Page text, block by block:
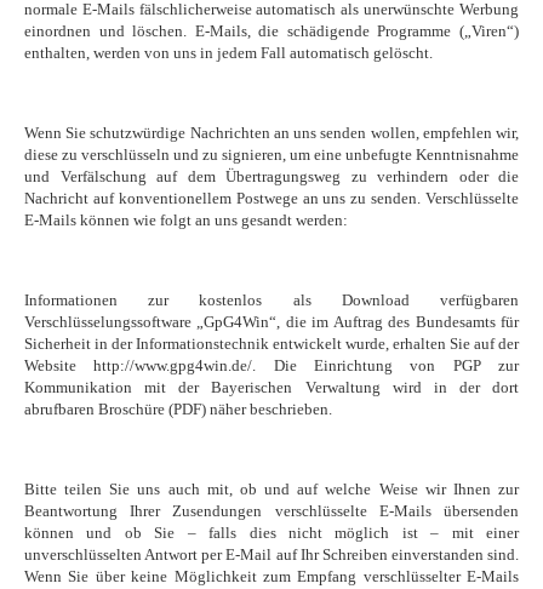
normale E-Mails fälschlicherweise automatisch als unerwünschte Werbung
einordnen und löschen. E-Mails, die schädigende Programme („Viren“)
enthalten, werden von uns in jedem Fall automatisch gelöscht.
Wenn Sie schutzwürdige Nachrichten an uns senden wollen, empfehlen wir,
diese zu verschlüsseln und zu signieren, um eine unbefugte Kenntnisnahme
und Verfälschung auf dem Übertragungsweg zu verhindern oder die
Nachricht auf konventionellem Postwege an uns zu senden. Verschlüsselte
E-Mails können wie folgt an uns gesandt werden:
Informationen zur kostenlos als Download verfügbaren
Verschlüsselungssoftware „GpG4Win“, die im Auftrag des Bundesamts für
Sicherheit in der Informationstechnik entwickelt wurde, erhalten Sie auf der
Website http://www.gpg4win.de/. Die Einrichtung von PGP zur
Kommunikation mit der Bayerischen Verwaltung wird in der dort
abrufbaren Broschüre (PDF) näher beschrieben.
Bitte teilen Sie uns auch mit, ob und auf welche Weise wir Ihnen zur
Beantwortung Ihrer Zusendungen verschlüsselte E-Mails übersenden
können und ob Sie – falls dies nicht möglich ist – mit einer
unverschlüsselten Antwort per E-Mail auf Ihr Schreiben einverstanden sind.
Wenn Sie über keine Möglichkeit zum Empfang verschlüsselter E-Mails